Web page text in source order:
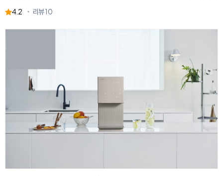
4.2 리뷰10